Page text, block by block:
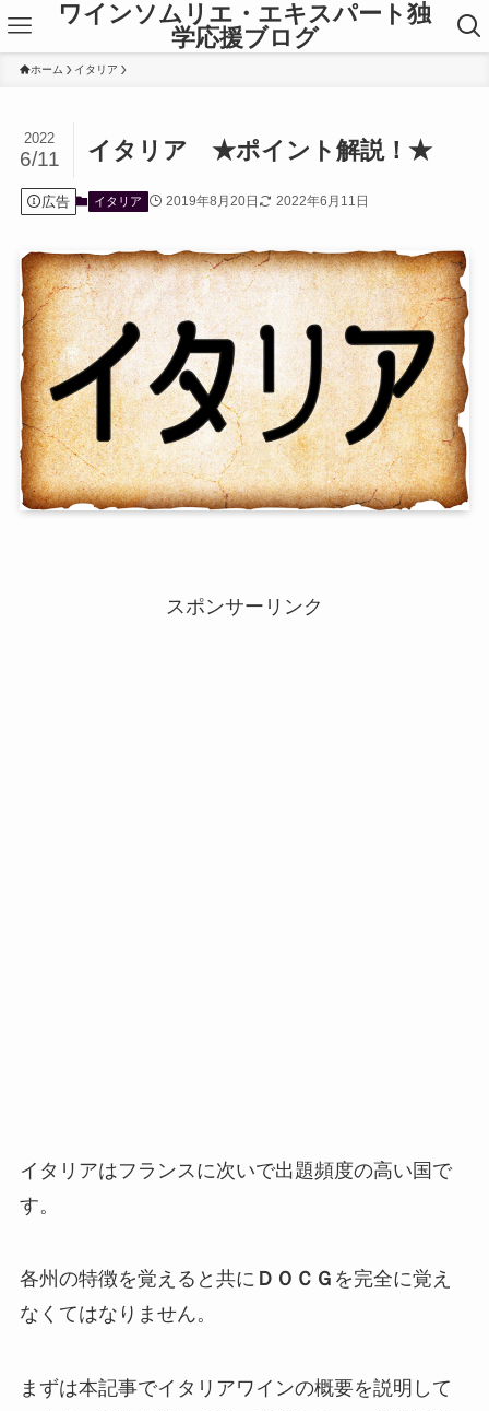
ワインソムリエ・エキスパート独
学応援ブログ
ホーム イタリア
イタリア ★ポイント解説！★
2022
6/11
広告 イタリア 2019年8月20日 2022年6月11日
スポンサーリンク
イタリアはフランスに次いで出題頻度の高い国で
す。
各州の特徴を覚えると共に ＤＯＣＧ を完全に覚え
なくてはなりません。
まずは本記事でイタリアワインの概要を説明して